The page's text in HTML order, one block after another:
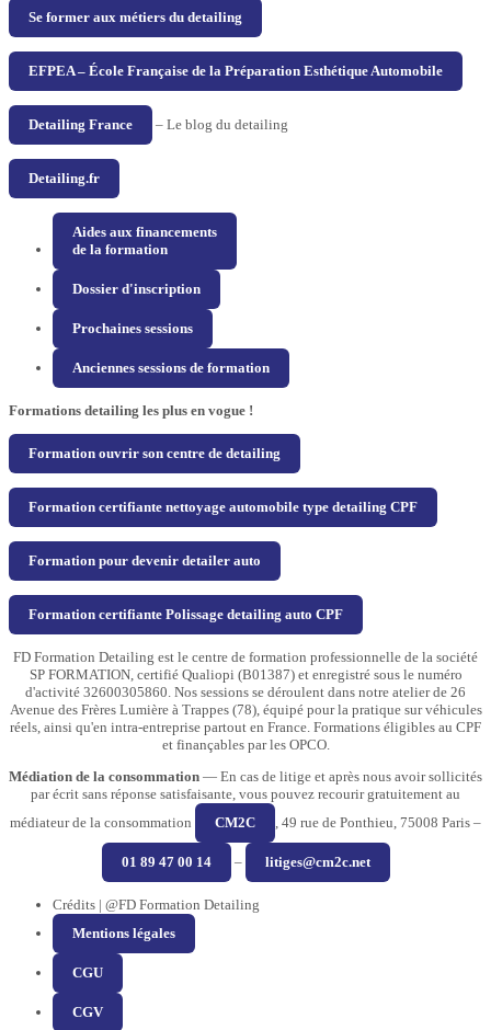
Se former aux métiers du detailing
EFPEA – École Française de la Préparation Esthétique Automobile
Detailing France – Le blog du detailing
Detailing.fr
Aides aux financements
de la formation
Dossier d'inscription
Prochaines sessions
Anciennes sessions de formation
Formations detailing les plus en vogue !
Formation ouvrir son centre de detailing
Formation certifiante nettoyage automobile type detailing CPF
Formation pour devenir detailer auto
Formation certifiante Polissage detailing auto CPF
FD Formation Detailing est le centre de formation professionnelle de la société
SP FORMATION, certifié Qualiopi (B01387) et enregistré sous le numéro
d'activité 32600305860. Nos sessions se déroulent dans notre atelier de 26
Avenue des Frères Lumière à Trappes (78), équipé pour la pratique sur véhicules
réels, ainsi qu'en intra-entreprise partout en France. Formations éligibles au CPF
et finançables par les OPCO.
Médiation de la consommation — En cas de litige et après nous avoir sollicités
par écrit sans réponse satisfaisante, vous pouvez recourir gratuitement au
médiateur de la consommation
CM2C , 49 rue de Ponthieu, 75008 Paris –
01 89 47 00 14 – litiges@cm2c.net
Crédits | @FD Formation Detailing
Mentions légales
CGU
CGV